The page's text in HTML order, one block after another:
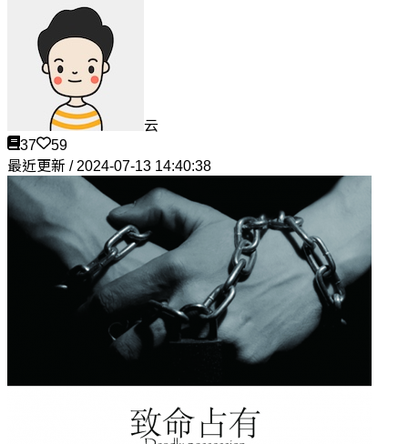
云
37
59
最近更新 / 2024-07-13 14:40:38